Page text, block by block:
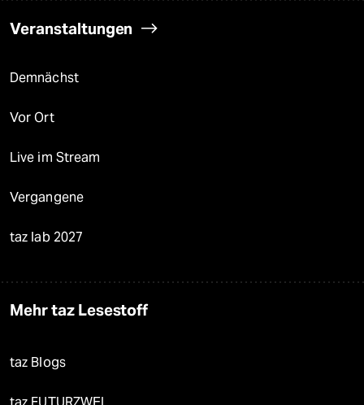
Veranstaltungen
Demnächst
Vor Ort
Live im Stream
Vergangene
taz lab 2027
Mehr taz Lesestoff
taz Blogs